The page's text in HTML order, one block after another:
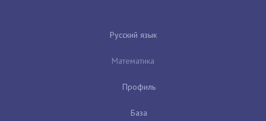
Русский язык
Математика
Профиль
База